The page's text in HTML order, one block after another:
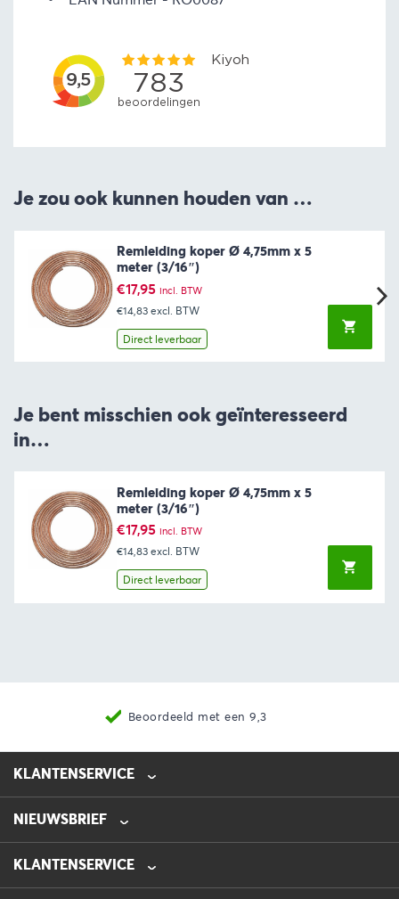
Je zou ook kunnen houden van …
Remleiding koper Ø 4,75mm x 5
meter (3/16″)
€17,95 incl. BTW
€14,83 excl. BTW
Direct leverbaar
Je bent misschien ook geïnteresseerd
in…
Remleiding koper Ø 4,75mm x 5
meter (3/16″)
€17,95 incl. BTW
€14,83 excl. BTW
Direct leverbaar
Beoordeeld met een 9,3
KLANTENSERVICE
0475-218632
info@automotive-line.nl
NIEUWSBRIEF
KLANTENSERVICE
Bestellen